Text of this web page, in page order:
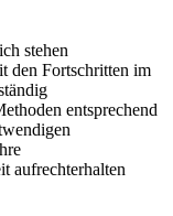
stehen
den Fortschritten im
entsprechend
aufrechterhalten